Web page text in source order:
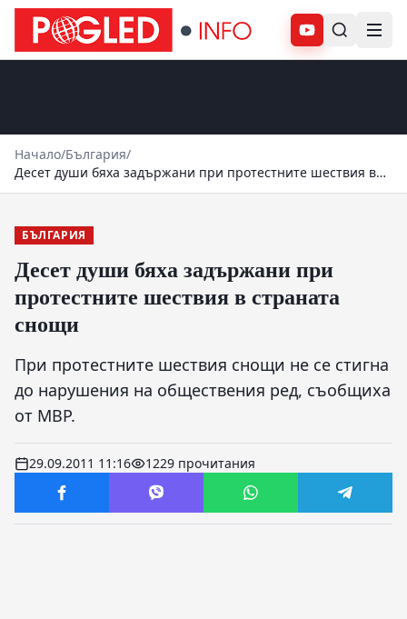
Абонирай се
Начало/България/
Десет души бяха задържани при протестните шествия в
страната снощи
БЪЛГАРИЯ
Десет души бяха задържани при
протестните шествия в страната
снощи
При протестните шествия снощи не се стигна
до нарушения на обществения ред, съобщиха
от МВР.
29.09.2011 11:16 1229 прочитания